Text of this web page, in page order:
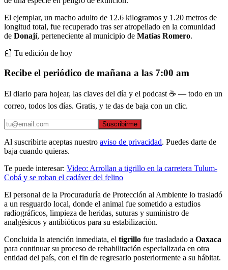
El ejemplar, un macho adulto de 12.6 kilogramos y 1.20 metros de
longitud total, fue recuperado tras ser atropellado en la comunidad
de Donají, perteneciente al municipio de Matías Romero.
📰 Tu edición de hoy
Recibe el periódico de mañana a las 7:00 am
El diario para hojear, las claves del día y el podcast ☕ — todo en un
correo, todos los días. Gratis, y te das de baja con un clic.
Suscribirme
Al suscribirte aceptas nuestro aviso de privacidad. Puedes darte de
baja cuando quieras.
Te puede interesar: Video: Arrollan a tigrillo en la carretera Tulum-
Cobá y se roban el cadáver del felino
El personal de la Procuraduría de Protección al Ambiente lo trasladó
a un resguardo local, donde el animal fue sometido a estudios
radiográficos, limpieza de heridas, suturas y suministro de
analgésicos y antibióticos para su estabilización.
Concluida la atención inmediata, el tigrillo fue trasladado a Oaxaca
para continuar su proceso de rehabilitación especializada en otra
entidad del país, con el fin de regresarlo posteriormente a su hábitat.